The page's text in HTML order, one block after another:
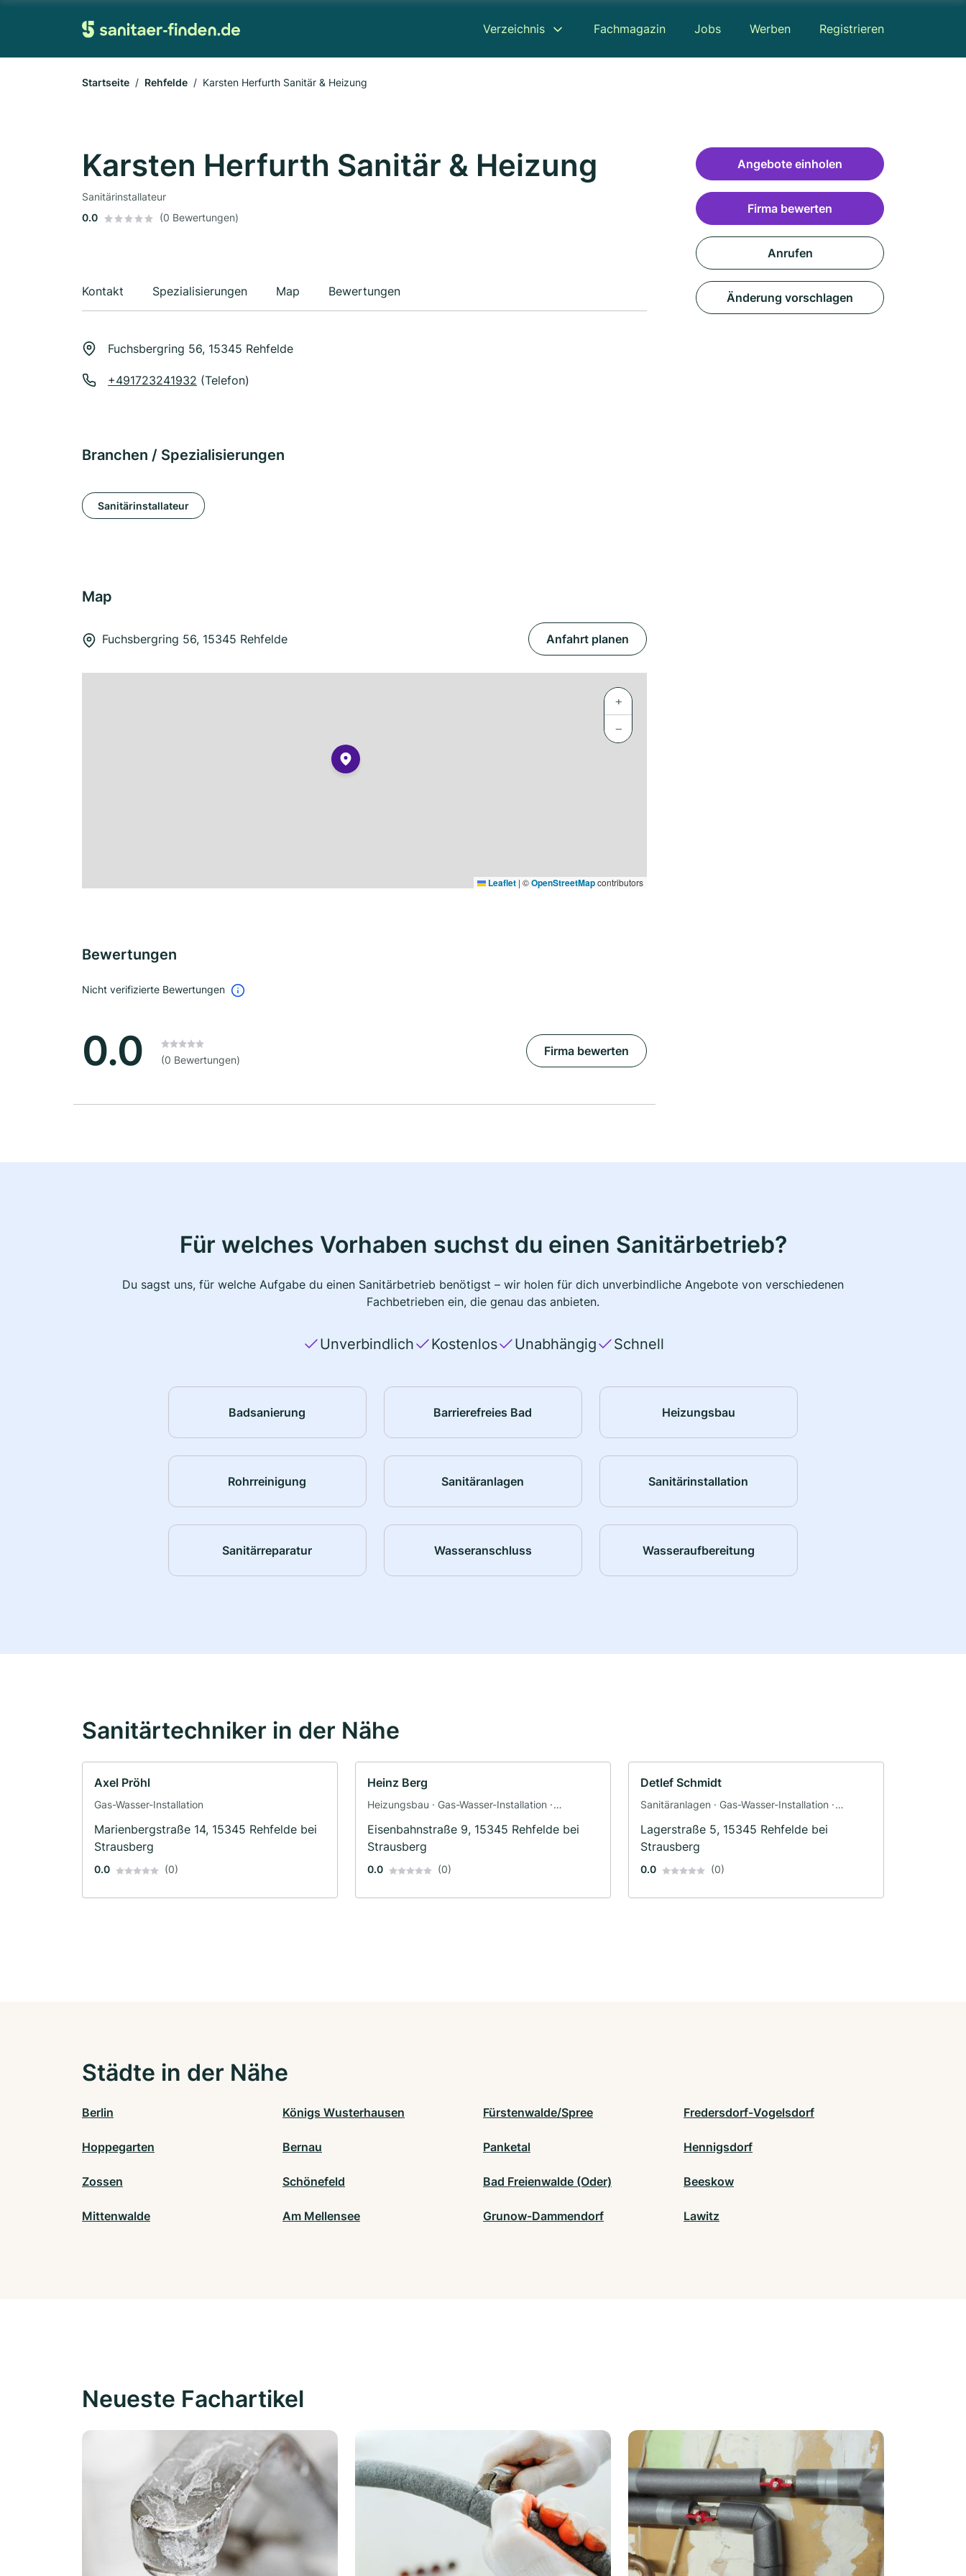
Verzeichnis Fachmagazin Jobs Werben Registrieren
Startseite Rehfelde Karsten Herfurth Sanitär & Heizung
Karsten Herfurth Sanitär & Heizung
Sanitärinstallateur
0.0
(0 Bewertungen)
Kontakt Spezialisierungen Map Bewertungen
Fuchsbergring 56, 15345 Rehfelde
+491723241932 (Telefon)
Branchen / Spezialisierungen
Sanitärinstallateur
Map
Fuchsbergring 56, 15345 Rehfelde Anfahrt planen
+
−
Leaflet | ©OpenStreetMapcontributors
Bewertungen
Nicht verifizierte Bewertungen
0.0 (0 Bewertungen)
Firma bewerten
Angebote einholen
Firma bewerten
Anrufen
Änderung vorschlagen
Für welches Vorhaben suchst du einen Sanitärbetrieb?
Du sagst uns, für welche Aufgabe du einen Sanitärbetrieb benötigst – wir holen für dich unverbindliche Angebote von verschiedenen
Fachbetrieben ein, die genau das anbieten.
Unverbindlich Kostenlos Unabhängig Schnell
Badsanierung Barrierefreies Bad Heizungsbau
Rohrreinigung Sanitäranlagen Sanitärinstallation
Sanitärreparatur Wasseranschluss Wasseraufbereitung
Sanitärtechniker in der Nähe
Axel Pröhl
Gas-Wasser-Installation
Marienbergstraße 14, 15345 Rehfelde bei
Strausberg
0.0 (0)
Heinz Berg
Heizungsbau · Gas-Wasser-Installation ·
Eisenbahnstraße 9, 15345 Rehfelde bei
Strausberg
0.0 (0)
Detlef Schmidt
Sanitäranlagen · Gas-Wasser-Installation ·
Lagerstraße 5, 15345 Rehfelde bei
Strausberg
0.0 (0)
Städte in der Nähe
Berlin Königs Wusterhausen Fürstenwalde/Spree Fredersdorf-Vogelsdorf
Hoppegarten Bernau Panketal Hennigsdorf
Zossen Schönefeld Bad Freienwalde (Oder) Beeskow
Mittenwalde Am Mellensee Grunow-Dammendorf Lawitz
Neueste Fachartikel